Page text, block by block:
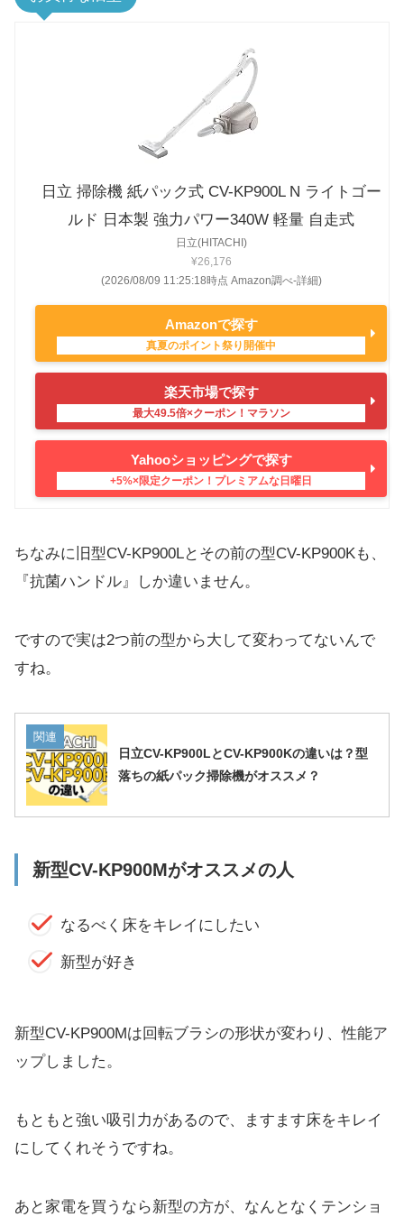
日立 掃除機 紙パック式 CV-KP900L N ライトゴー
ルド 日本製 強力パワー340W 軽量 自走式
日立(HITACHI)
¥26,176
(2026/08/09 11:25:18時点 Amazon調べ-詳細)
Amazonで探す
楽天市場で探す
Yahooショッピングで探す
ちなみに旧型CV-KP900Lとその前の型CV-KP900Kも、
『抗菌ハンドル』しか違いません。
ですので実は2つ前の型から大して変わってないんで
すね。
関連
日立CV-KP900LとCV-KP900Kの違いは？型
落ちの紙パック掃除機がオススメ？
新型CV-KP900Mがオススメの人
なるべく床をキレイにしたい
新型が好き
新型CV-KP900Mは回転ブラシの形状が変わり、性能ア
ップしました。
もともと強い吸引力があるので、ますます床をキレイ
にしてくれそうですね。
あと家電を買うなら新型の方が、なんとなくテンショ